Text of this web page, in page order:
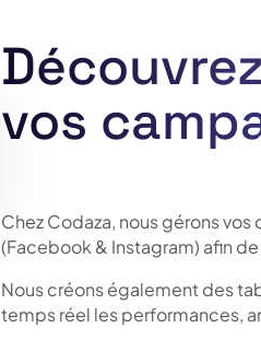
vos
Chez Codaza, nous gérons
(Facebook & Instagram) afin
Nous créons également des
temps réel les performances,